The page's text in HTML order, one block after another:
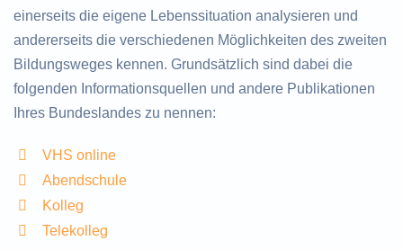
einerseits die eigene Lebenssituation analysieren und
andererseits die verschiedenen Möglichkeiten des zweiten
Bildungsweges kennen. Grundsätzlich sind dabei die
folgenden Informationsquellen und andere Publikationen
Ihres Bundeslandes zu nennen:
VHS online
Abendschule
Kolleg
Telekolleg